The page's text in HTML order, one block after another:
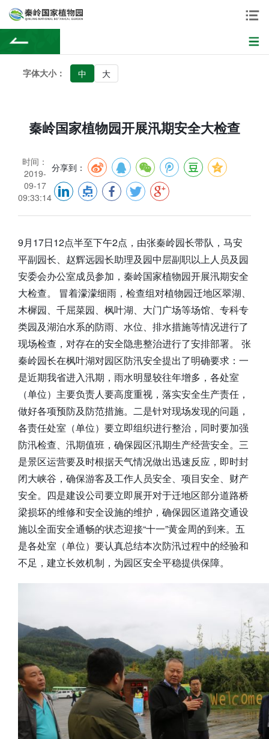
字体大小： 中 大
秦岭国家植物园开展汛期安全大检查
时间：
2019-
09-17
09:33:14
分享到：
9月17日12点半至下午2点，由张秦岭园长带队，马安
平副园长、赵辉远园长助理及园中层副职以上人员及园
安委会办公室成员参加，秦岭国家植物园开展汛期安全
大检查。 冒着濛濛细雨，检查组对植物园迁地区翠湖、
木樨园、千屈菜园、枫叶湖、大门广场等场馆、专科专
类园及湖泊水系的防雨、水位、排水措施等情况进行了
现场检查，对存在的安全隐患整治进行了安排部署。 张
秦岭园长在枫叶湖对园区防汛安全提出了明确要求：一
是近期我省进入汛期，雨水明显较往年增多，各处室
（单位）主要负责人要高度重视，落实安全生产责任，
做好各项预防及防范措施。二是针对现场发现的问题，
各责任处室（单位）要立即组织进行整治，同时要加强
防汛检查、汛期值班，确保园区汛期生产经营安全。三
是景区运营要及时根据天气情况做出迅速反应，即时封
闭大峡谷，确保游客及工作人员安全、项目安全、财产
安全。四是建设公司要立即展开对于迁地区部分道路桥
梁损坏的维修和安全设施的维护，确保园区道路交通设
施以全面安全通畅的状态迎接“十一”黄金周的到来。五
是各处室（单位）要认真总结本次防汛过程中的经验和
不足，建立长效机制，为园区安全平稳提供保障。